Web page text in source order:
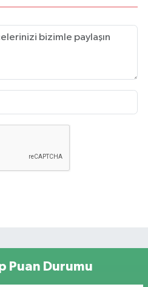
Puan Durumu